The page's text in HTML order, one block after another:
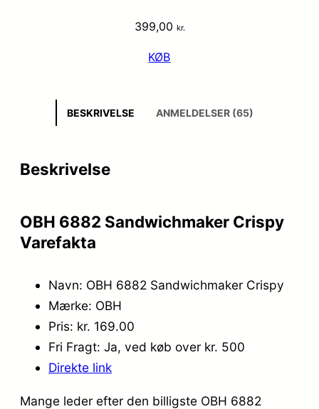
399,00 kr.
KØB
BESKRIVELSE ANMELDELSER (65)
Beskrivelse
OBH 6882 Sandwichmaker Crispy
Varefakta
Navn: OBH 6882 Sandwichmaker Crispy
Mærke: OBH
Pris: kr. 169.00
Fri Fragt: Ja, ved køb over kr. 500
Direkte link
Mange leder efter den billigste OBH 6882